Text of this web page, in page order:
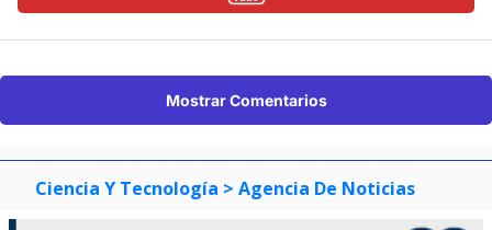
Mostrar Comentarios
Ciencia Y Tecnología > Agencia De Noticias